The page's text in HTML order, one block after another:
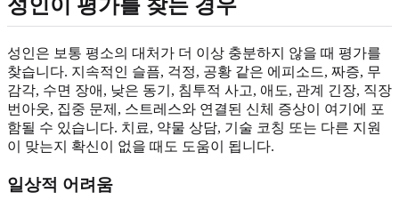
성인이 평가를 찾는 경우
성인은 보통 평소의 대처가 더 이상 충분하지 않을 때 평가를
찾습니다. 지속적인 슬픔, 걱정, 공황 같은 에피소드, 짜증, 무
감각, 수면 장애, 낮은 동기, 침투적 사고, 애도, 관계 긴장, 직장
번아웃, 집중 문제, 스트레스와 연결된 신체 증상이 여기에 포
함될 수 있습니다. 치료, 약물 상담, 기술 코칭 또는 다른 지원
이 맞는지 확신이 없을 때도 도움이 됩니다.
일상적 어려움